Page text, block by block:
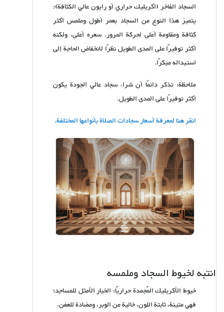
السجاد الفاخر (أكريليك حراري أو رايون عالي الكثافة):
يتميز هذا النوع من السجاد بعمر أطول وملمس أكثر
كثافة ومقاومة أعلى لحركة المرور. سعره أعلى، ولكنه
أكثر توفيرًا على المدى الطويل نظرًا لانخفاض الحاجة إلى
استبداله مبكرًا.
ملاحظة: تذكر دائمًا أن شراء سجاد عالي الجودة يكون
أكثر توفيرًا على المدى الطويل.
انقر هنا لمعرفة أسعار سجادات الصلاة بأنواعها المختلفة.
انتبه لخيوط السجاد وملمسه
خيوط الأكريليك المُجمدة حراريًا: الخيار الأمثل للمساجد؛
فهي متينة، ثابتة اللون، خالية من الوبر، ومضادة للعفن.